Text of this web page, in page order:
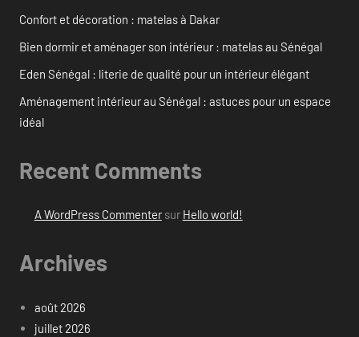
Confort et décoration : matelas à Dakar
Bien dormir et aménager son intérieur : matelas au Sénégal
Eden Sénégal : literie de qualité pour un intérieur élégant
Aménagement intérieur au Sénégal : astuces pour un espace
idéal
Recent Comments
A WordPress Commentersur Hello world!
Archives
août 2026
juillet 2026